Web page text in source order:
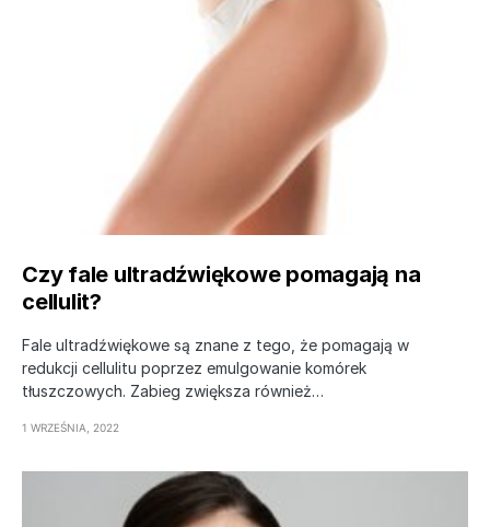
Czy fale ultradźwiękowe pomagają na
cellulit?
Fale ultradźwiękowe są znane z tego, że pomagają w
redukcji cellulitu poprzez emulgowanie komórek
tłuszczowych. Zabieg zwiększa również…
1 WRZEŚNIA, 2022